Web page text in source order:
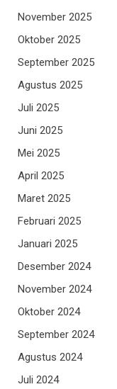
November 2025
Oktober 2025
September 2025
Agustus 2025
Juli 2025
Juni 2025
Mei 2025
April 2025
Maret 2025
Februari 2025
Januari 2025
Desember 2024
November 2024
Oktober 2024
September 2024
Agustus 2024
Juli 2024